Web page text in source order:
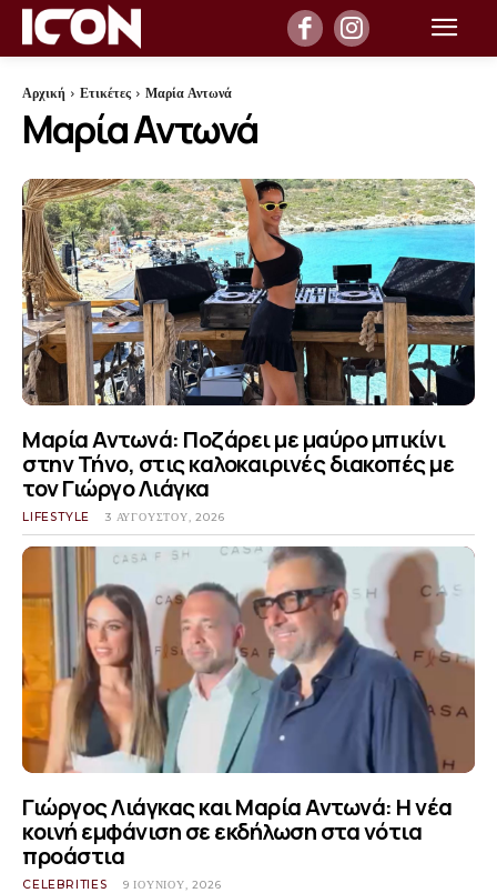
Αρχική Ετικέτες Μαρία Αντωνά
Μαρία Αντωνά
Μαρία Αντωνά: Ποζάρει με μαύρο μπικίνι
στην Τήνο, στις καλοκαιρινές διακοπές με
τον Γιώργο Λιάγκα
LIFESTYLE 3 ΑΥΓΟΎΣΤΟΥ, 2026
Γιώργος Λιάγκας και Μαρία Αντωνά: Η νέα
κοινή εμφάνιση σε εκδήλωση στα νότια
προάστια
CELEBRITIES 9 ΙΟΥΝΊΟΥ, 2026